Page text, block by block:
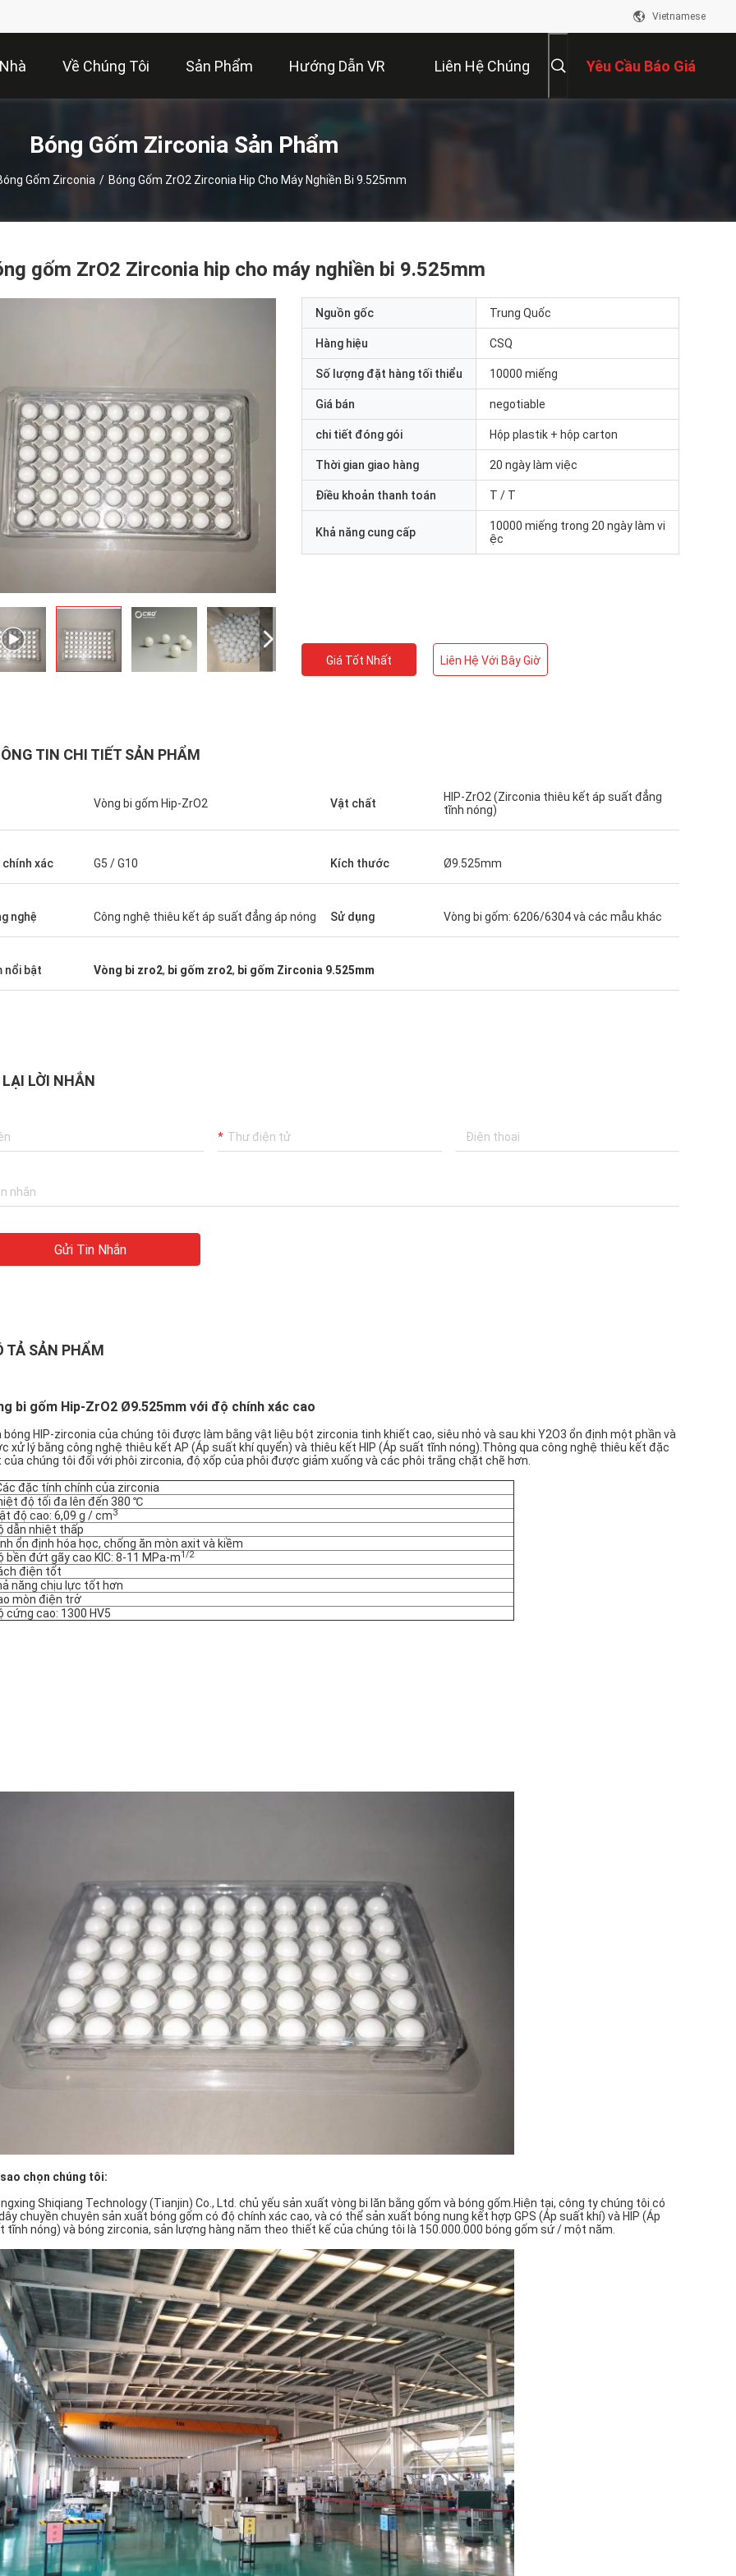
Vietnamese
Nhà Về Chúng Tôi Sản Phẩm Hướng Dẫn VR Liên Hệ Chúng Yêu Cầu Báo Giá
Bóng Gốm Zirconia Sản Phẩm
Gốm Zirconia / Bóng Gốm ZrO2 Zirconia Hip Cho Máy Nghiền Bi 9.525mm
tốt và không đắt. Chúng tôi đã
trong nhiều năm.
gốm ZrO2 Zirconia hip cho máy nghiền bi 9.525mm
Nguồn gốc Trung Quốc
Hàng hiệu CSQ
Số lượng đặt hàng tối thiểu 10000 miếng
Giá bán negotiable
chi tiết đóng gói Hộp plastik + hộp carton
Thời gian giao hàng 20 ngày làm việc
Điều khoản thanh toán T / T
Khả năng cung cấp
10000 miếng trong 20 ngày làm vi
ệc
Giá Tốt Nhất Liên Hệ Với Bây Giờ
TIN CHI TIẾT SẢN PHẨM
Vòng bi gốm Hip-ZrO2 Vật chất
HIP-ZrO2 (Zirconia thiêu kết áp suất đẳng
tĩnh nóng)
chính xác G5 / G10 Kích thước Ø9.525mm
nghệ Công nghệ thiêu kết áp suất đẳng áp nóng Sử dụng Vòng bi gốm: 6206/6304 và các mẫu khác
nổi bật Vòng bi zro2, bi gốm zro2, bi gốm Zirconia 9.525mm
LỜI NHẮN
Gửi Tin Nhắn
TẢ SẢN PHẨM
bi gốm Hip-ZrO2 Ø9.525mm với độ chính xác cao
bóng HIP-zirconia của chúng tôi được làm bằng vật liệu bột zirconia tinh khiết cao, siêu nhỏ và sau khi Y2O3 ổn định một phần và
xử lý bằng công nghệ thiêu kết AP (Áp suất khí quyển) và thiêu kết HIP (Áp suất tĩnh nóng).Thông qua công nghệ thiêu kết đặc
của chúng tôi đối với phôi zirconia, độ xốp của phôi được giảm xuống và các phôi trắng chặt chẽ hơn.
đặc tính chính của zirconia
độ tối đa lên đến 380 ℃
độ cao: 6,09 g / cm3
dẫn nhiệt thấp
ổn định hóa học, chống ăn mòn axit và kiềm
bền đứt gãy cao KIC: 8-11 MPa-m1/2
điện tốt
năng chịu lực tốt hơn
mòn điện trở
cứng cao: 1300 HV5
chọn chúng tôi:
Shiqiang Technology (Tianjin) Co., Ltd. chủ yếu sản xuất vòng bi lăn bằng gốm và bóng gốm.Hiện tại, công ty chúng tôi có
chuyền chuyên sản xuất bóng gốm có độ chính xác cao, và có thể sản xuất bóng nung kết hợp GPS (Áp suất khí) và HIP (Áp
tĩnh nóng) và bóng zirconia, sản lượng hàng năm theo thiết kế của chúng tôi là 150.000.000 bóng gốm sứ / một năm.